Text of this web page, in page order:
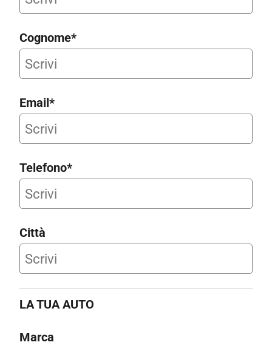
Cognome*
Email*
Telefono*
Città
LA TUA AUTO
Marca